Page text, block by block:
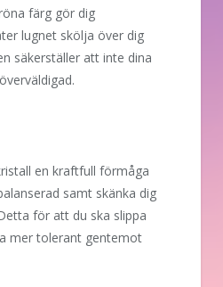
färg gör dig
lugnet skölja över dig
säkerställer att inte dina
en kraftfull förmåga
samt skänka dig
för att du ska slippa
mer tolerant gentemot